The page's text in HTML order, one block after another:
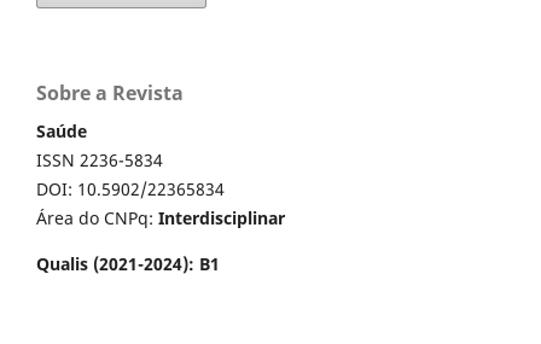
Sobre a Revista
Saúde
ISSN 2236-5834
DOI: 10.5902/22365834
Área do CNPq: Interdisciplinar
Qualis (2021-2024): B1